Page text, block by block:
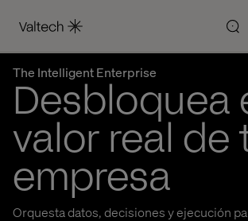
Desbloquea
valor real de
empresa
Orquesta datos, decisiones y ejecución
The Intelligent Enterprise